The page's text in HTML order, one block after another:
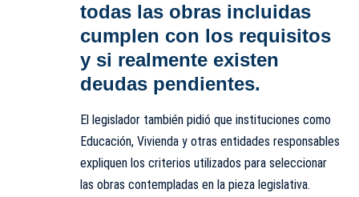
todas las obras incluidas
cumplen con los requisitos
y si realmente existen
deudas pendientes.
El legislador también pidió que instituciones como
Educación, Vivienda y otras entidades responsables
expliquen los criterios utilizados para seleccionar
las obras contempladas en la pieza legislativa.